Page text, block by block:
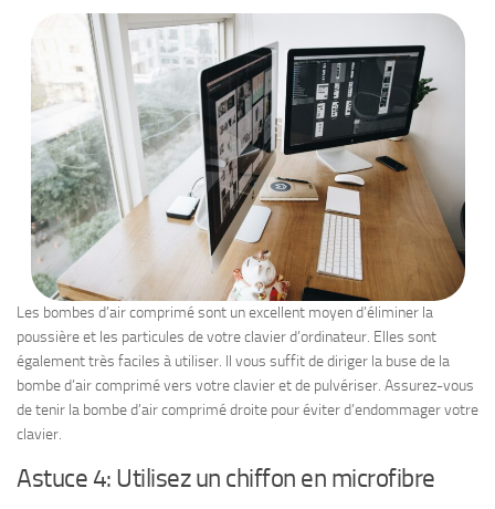
Les bombes d’air comprimé sont un excellent moyen d’éliminer la
poussière et les particules de votre clavier d’ordinateur. Elles sont
également très faciles à utiliser. Il vous suffit de diriger la buse de la
bombe d’air comprimé vers votre clavier et de pulvériser. Assurez-vous
de tenir la bombe d’air comprimé droite pour éviter d’endommager votre
clavier.
Astuce 4: Utilisez un chiffon en microfibre